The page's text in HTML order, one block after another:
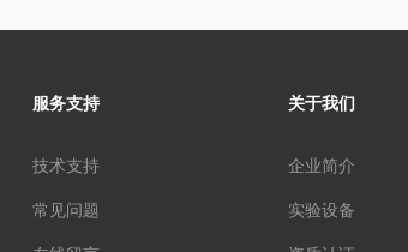
服务支持
技术支持
常见问题
关于我们
企业简介
实验设备